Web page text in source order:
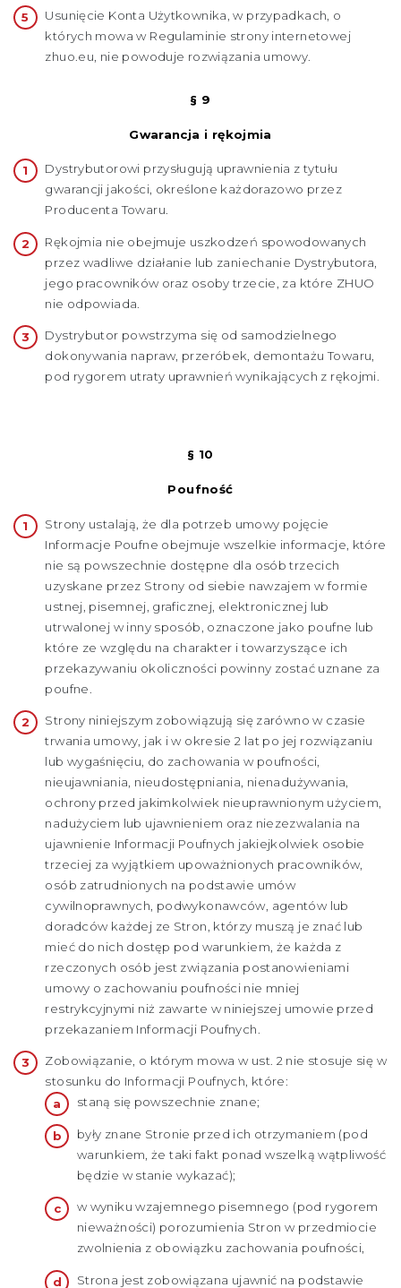
Usunięcie Konta Użytkownika, w przypadkach, o
których mowa w Regulaminie strony internetowej
zhuo.eu, nie powoduje rozwiązania umowy.
§ 9
Gwarancja i rękojmia
Dystrybutorowi przysługują uprawnienia z tytułu
gwarancji jakości, określone każdorazowo przez
Producenta Towaru.
Rękojmia nie obejmuje uszkodzeń spowodowanych
przez wadliwe działanie lub zaniechanie Dystrybutora,
jego pracowników oraz osoby trzecie, za które ZHUO
nie odpowiada.
Dystrybutor powstrzyma się od samodzielnego
dokonywania napraw, przeróbek, demontażu Towaru,
pod rygorem utraty uprawnień wynikających z rękojmi.
§ 10
Poufność
Strony ustalają, że dla potrzeb umowy pojęcie
Informacje Poufne obejmuje wszelkie informacje, które
nie są powszechnie dostępne dla osób trzecich
uzyskane przez Strony od siebie nawzajem w formie
ustnej, pisemnej, graficznej, elektronicznej lub
utrwalonej w inny sposób, oznaczone jako poufne lub
które ze względu na charakter i towarzyszące ich
przekazywaniu okoliczności powinny zostać uznane za
poufne.
Strony niniejszym zobowiązują się zarówno w czasie
trwania umowy, jak i w okresie 2 lat po jej rozwiązaniu
lub wygaśnięciu, do zachowania w poufności,
nieujawniania, nieudostępniania, nienadużywania,
ochrony przed jakimkolwiek nieuprawnionym użyciem,
nadużyciem lub ujawnieniem oraz niezezwalania na
ujawnienie Informacji Poufnych jakiejkolwiek osobie
trzeciej za wyjątkiem upoważnionych pracowników,
osób zatrudnionych na podstawie umów
cywilnoprawnych, podwykonawców, agentów lub
doradców każdej ze Stron, którzy muszą je znać lub
mieć do nich dostęp pod warunkiem, że każda z
rzeczonych osób jest związania postanowieniami
umowy o zachowaniu poufności nie mniej
restrykcyjnymi niż zawarte w niniejszej umowie przed
przekazaniem Informacji Poufnych.
Zobowiązanie, o którym mowa w ust. 2 nie stosuje się w
stosunku do Informacji Poufnych, które:
staną się powszechnie znane;
były znane Stronie przed ich otrzymaniem (pod
warunkiem, że taki fakt ponad wszelką wątpliwość
będzie w stanie wykazać);
w wyniku wzajemnego pisemnego (pod rygorem
nieważności) porozumienia Stron w przedmiocie
zwolnienia z obowiązku zachowania poufności,
Strona jest zobowiązana ujawnić na podstawie